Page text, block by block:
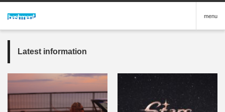
menu
Latest information